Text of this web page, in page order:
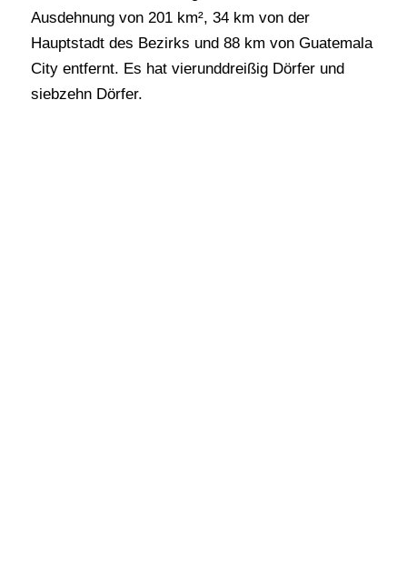
Ausdehnung von 201 km², 34 km von der
Hauptstadt des Bezirks und 88 km von Guatemala
City entfernt. Es hat vierunddreißig Dörfer und
siebzehn Dörfer.